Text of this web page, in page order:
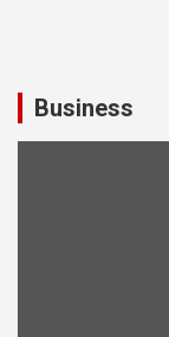
Business